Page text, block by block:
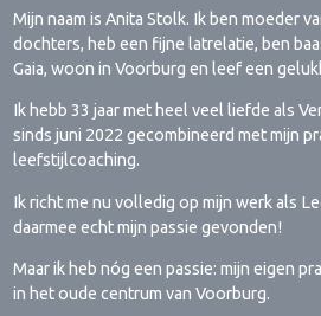
Mijn naam is Anita Stolk. Ik ben moeder
dochters, heb een fijne latrelatie, ben
Gaia, woon in Voorburg en leef een
Ik hebb 33 jaar met heel veel liefde als
sinds juni 2022 gecombineerd met mijn
leefstijlcoaching.
Ik richt me nu volledig op mijn werk als
daarmee echt mijn passie gevonden!
Maar ik heb nóg een passie: mijn eigen
in het oude centrum van Voorburg.